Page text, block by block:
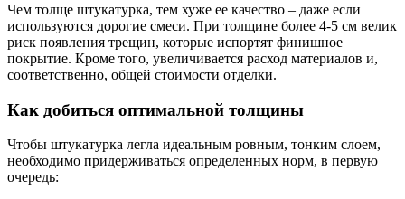
Чем толще штукатурка, тем хуже ее качество – даже если
используются дорогие смеси. При толщине более 4-5 см велик
риск появления трещин, которые испортят финишное
покрытие. Кроме того, увеличивается расход материалов и,
соответственно, общей стоимости отделки.
Как добиться оптимальной толщины
Чтобы штукатурка легла идеальным ровным, тонким слоем,
необходимо придерживаться определенных норм, в первую
очередь: